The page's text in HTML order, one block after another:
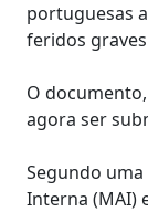
portuguesas
feridos
O
agora ser
Segundo
Interna (MAI)